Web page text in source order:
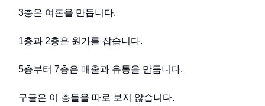
3층은 여론을 만듭니다.
1층과 2층은 원가를 잡습니다.
5층부터 7층은 매출과 유통을 만듭니다.
구글은 이 층들을 따로 보지 않습니다.